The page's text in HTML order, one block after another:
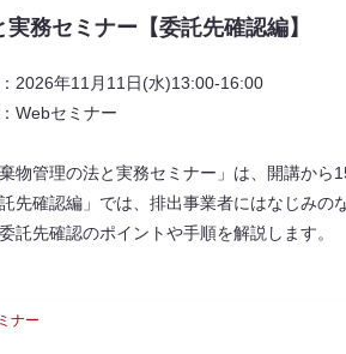
実務セミナー【委託先確認編】
2026年11月11日(水)13:00‐16:00
Webセミナー
棄物管理の法と実務セミナー」は、開講から
託先確認編」では、排出事業者にはなじみ
託先確認のポイントや手順を解説します。
ナー